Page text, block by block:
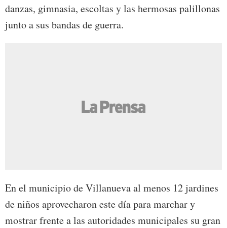
danzas, gimnasia, escoltas y las hermosas palillonas
junto a sus bandas de guerra.
En el municipio de Villanueva al menos 12 jardines
de niños aprovecharon este día para marchar y
mostrar frente a las autoridades municipales su gran